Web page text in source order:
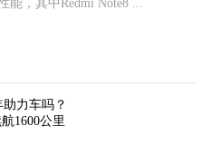
能，其中Redmi Note8 ...